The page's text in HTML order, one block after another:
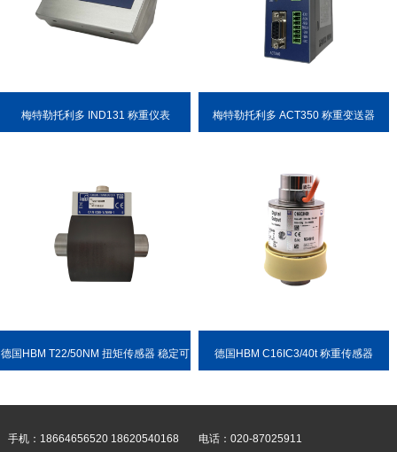
梅特勒托利多 IND131 称重仪表 梅特勒托利多 ACT350 称重变送器
德国HBM T22/50NM 扭矩传感器 稳定可 德国HBM C16IC3/40t 称重传感器
手机：18664656520 18620540168 电话：020-87025911